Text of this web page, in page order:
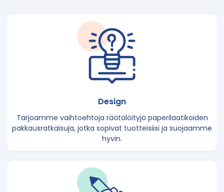
Design
Tarjoamme vaihtoehtoja räätälöityjä paperilaatikoiden
pakkausratkaisuja, jotka sopivat tuotteisiisi ja suojaamme
hyvin.